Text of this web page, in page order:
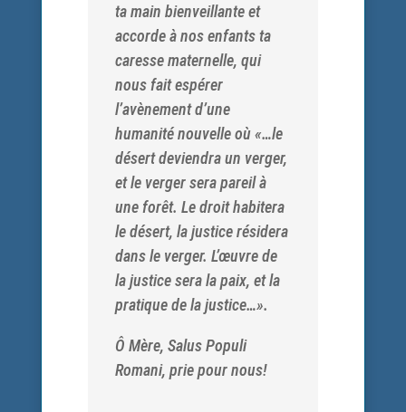
ta main bienveillante et
accorde à nos enfants ta
caresse maternelle, qui
nous fait espérer
l’avènement d’une
humanité nouvelle où «…le
désert deviendra un verger,
et le verger sera pareil à
une forêt. Le droit habitera
le désert, la justice résidera
dans le verger. L’œuvre de
la justice sera la paix, et la
pratique de la justice…».
Ô Mère, Salus Populi
Romani, prie pour nous!